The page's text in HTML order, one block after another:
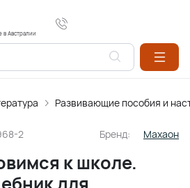
в Австралии
Развивающие пособия и
2 Бренд: Махаон
к школе.